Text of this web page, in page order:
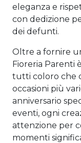
eleganza e
con dedizione
dei defunti.
Oltre a fornire
Fioreria Parenti
tutti coloro che
occasioni più
anniversario
eventi, ogni
attenzione per
momenti